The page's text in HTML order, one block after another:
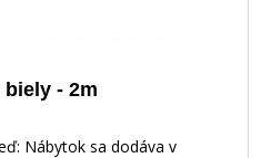
biely - 2m
Nábytok sa dodáva v